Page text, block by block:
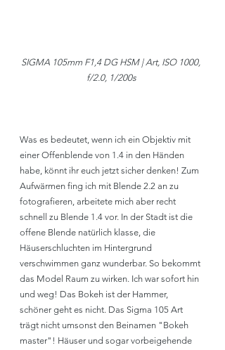
SIGMA 105mm F1,4 DG HSM | Art, ISO 1000,
f/2.0, 1/200s
Was es bedeutet, wenn ich ein Objektiv mit
einer Offenblende von 1.4 in den Händen
habe, könnt ihr euch jetzt sicher denken! Zum
Aufwärmen fing ich mit Blende 2.2 an zu
fotografieren, arbeitete mich aber recht
schnell zu Blende 1.4 vor. In der Stadt ist die
offene Blende natürlich klasse, die
Häuserschluchten im Hintergrund
verschwimmen ganz wunderbar. So bekommt
das Model Raum zu wirken. Ich war sofort hin
und weg! Das Bokeh ist der Hammer,
schöner geht es nicht. Das Sigma 105 Art
trägt nicht umsonst den Beinamen "Bokeh
master"! Häuser und sogar vorbeigehende